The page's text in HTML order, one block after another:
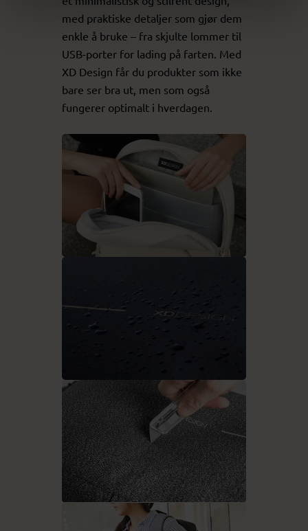
med praktiske detaljer som gjør dem
enkle å bruke – fra skjulte lommer til
USB-porter for lading på farten. Med
XD Design får du produkter som ikke
bare ser bra ut, men som også
fungerer optimalt i hverdagen.